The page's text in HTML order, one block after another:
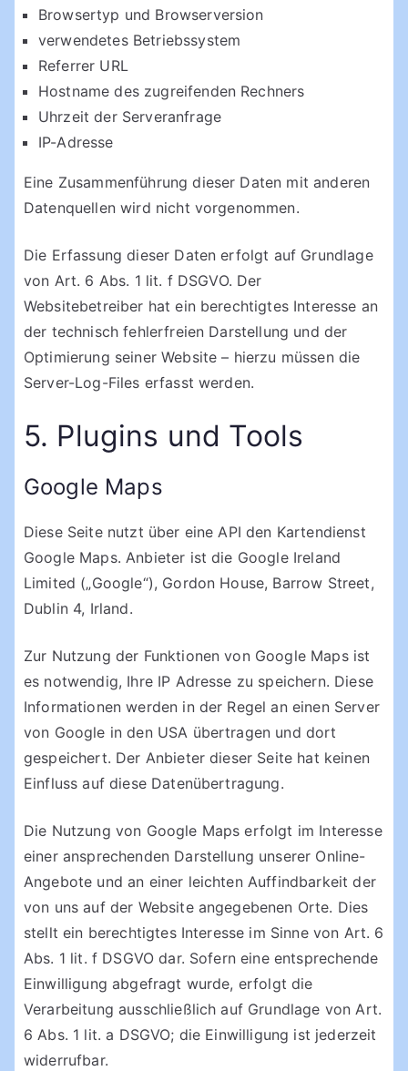
Browsertyp und Browserversion
verwendetes Betriebssystem
Referrer URL
Hostname des zugreifenden Rechners
Uhrzeit der Serveranfrage
IP-Adresse
Eine Zusammenführung dieser Daten mit anderen
Datenquellen wird nicht vorgenommen.
Die Erfassung dieser Daten erfolgt auf Grundlage
von Art. 6 Abs. 1 lit. f DSGVO. Der
Websitebetreiber hat ein berechtigtes Interesse an
der technisch fehlerfreien Darstellung und der
Optimierung seiner Website – hierzu müssen die
Server-Log-Files erfasst werden.
5. Plugins und Tools
Google Maps
Diese Seite nutzt über eine API den Kartendienst
Google Maps. Anbieter ist die Google Ireland
Limited („Google“), Gordon House, Barrow Street,
Dublin 4, Irland.
Zur Nutzung der Funktionen von Google Maps ist
es notwendig, Ihre IP Adresse zu speichern. Diese
Informationen werden in der Regel an einen Server
von Google in den USA übertragen und dort
gespeichert. Der Anbieter dieser Seite hat keinen
Einfluss auf diese Datenübertragung.
Die Nutzung von Google Maps erfolgt im Interesse
einer ansprechenden Darstellung unserer Online-
Angebote und an einer leichten Auffindbarkeit der
von uns auf der Website angegebenen Orte. Dies
stellt ein berechtigtes Interesse im Sinne von Art. 6
Abs. 1 lit. f DSGVO dar. Sofern eine entsprechende
Einwilligung abgefragt wurde, erfolgt die
Verarbeitung ausschließlich auf Grundlage von Art.
6 Abs. 1 lit. a DSGVO; die Einwilligung ist jederzeit
widerrufbar.